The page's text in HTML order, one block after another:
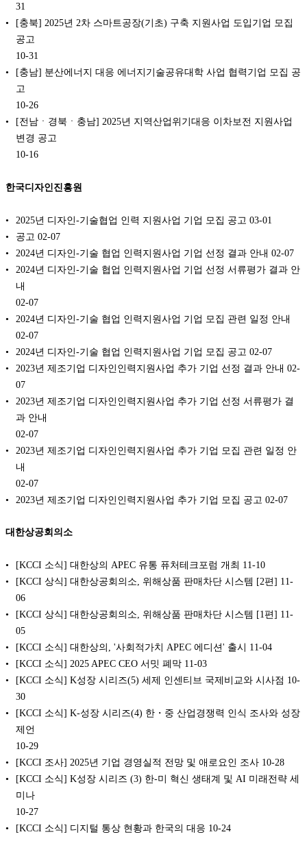
31
[충북] 2025년 2차 스마트공장(기초) 구축 지원사업 도입기업 모집
공고
10-31
[충남] 분산에너지 대응 에너지기술공유대학 사업 협력기업 모집 공
고
10-26
[전남ㆍ경북ㆍ충남] 2025년 지역산업위기대응 이차보전 지원사업
변경 공고
10-16
한국디자인진흥원
2025년 디자인-기술협업 인력 지원사업 기업 모집 공고 03-01
공고 02-07
2024년 디자인-기술 협업 인력지원사업 기업 선정 결과 안내 02-07
2024년 디자인-기술 협업 인력지원사업 기업 선정 서류평가 결과 안
내
02-07
2024년 디자인-기술 협업 인력지원사업 기업 모집 관련 일정 안내
02-07
2024년 디자인-기술 협업 인력지원사업 기업 모집 공고 02-07
2023년 제조기업 디자인인력지원사업 추가 기업 선정 결과 안내 02-
07
2023년 제조기업 디자인인력지원사업 추가 기업 선정 서류평가 결
과 안내
02-07
2023년 제조기업 디자인인력지원사업 추가 기업 모집 관련 일정 안
내
02-07
2023년 제조기업 디자인인력지원사업 추가 기업 모집 공고 02-07
대한상공회의소
[KCCI 소식] 대한상의 APEC 유통 퓨처테크포럼 개최 11-10
[KCCI 상식] 대한상공회의소, 위해상품 판매차단 시스템 [2편] 11-
06
[KCCI 상식] 대한상공회의소, 위해상품 판매차단 시스템 [1편] 11-
05
[KCCI 소식] 대한상의, '사회적가치 APEC 에디션' 출시 11-04
[KCCI 소식] 2025 APEC CEO 서밋 폐막 11-03
[KCCI 소식] K성장 시리즈(5) 세제 인센티브 국제비교와 시사점 10-
30
[KCCI 소식] K-성장 시리즈(4) 한・중 산업경쟁력 인식 조사와 성장
제언
10-29
[KCCI 조사] 2025년 기업 경영실적 전망 및 애로요인 조사 10-28
[KCCI 소식] K성장 시리즈 (3) 한-미 혁신 생태계 및 AI 미래전략 세
미나
10-27
[KCCI 소식] 디지털 통상 현황과 한국의 대응 10-24